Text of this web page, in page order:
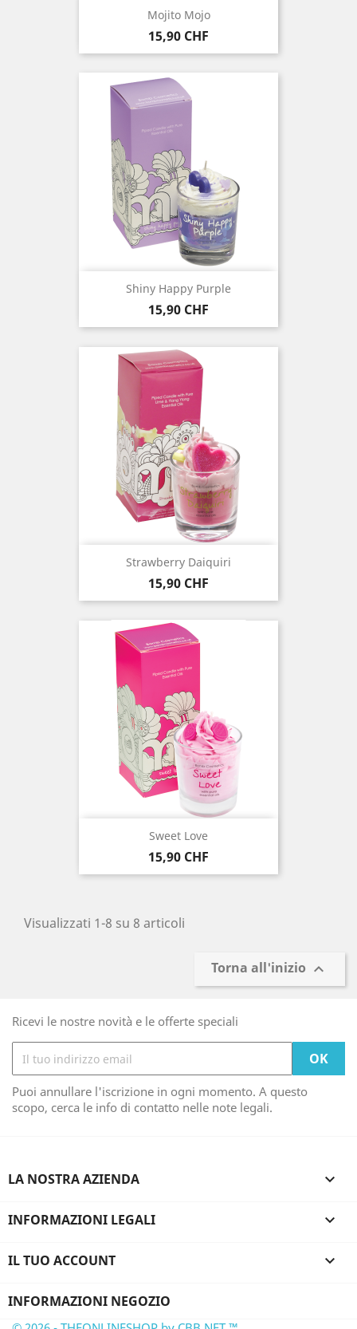
Mojito Mojo
Prezzo
15,90 CHF
Shiny Happy Purple
Prezzo
15,90 CHF
Strawberry Daiquiri
Prezzo
15,90 CHF
Sweet Love
Prezzo
15,90 CHF
Visualizzati 1-8 su 8 articoli
Torna all'inizio 
Ricevi le nostre novità e le offerte speciali
Puoi annullare l'iscrizione in ogni momento. A questo
scopo, cerca le info di contatto nelle note legali.
LA NOSTRA AZIENDA 
INFORMAZIONI LEGALI 
IL TUO ACCOUNT 
INFORMAZIONI NEGOZIO